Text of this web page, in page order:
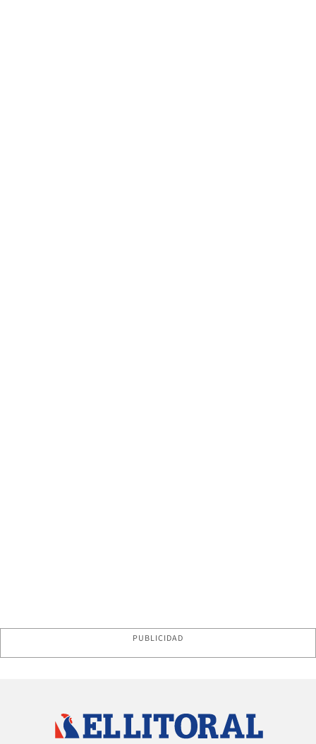
PUBLICIDAD